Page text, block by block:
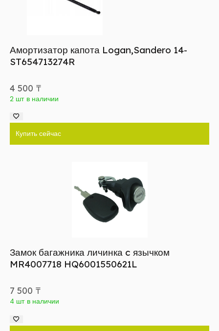
Амортизатор капота Logan,Sandero 14-
ST654713274R
4 500 ₸
2 шт в наличии
Купить сейчас
Замок багажника личинка c язычком
MR4007718 HQ6001550621L
7 500 ₸
4 шт в наличии